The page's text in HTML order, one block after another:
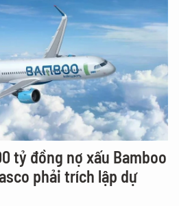
tỷ đồng nợ xấu Bamboo
phải trích lập dự